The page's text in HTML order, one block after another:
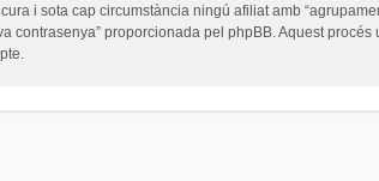
i sota cap circumstància ningú afiliat amb
proporcionada pel phpBB. Aquest